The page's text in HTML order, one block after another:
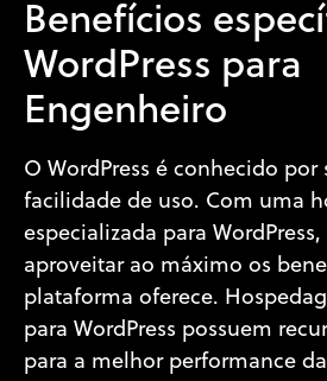
Benefícios
WordPress para
Engenheiro
O WordPress é conhecido
facilidade de uso. Com uma
especializada para
aproveitar ao máximo os
plataforma oferece.
para WordPress possuem
para a melhor performance